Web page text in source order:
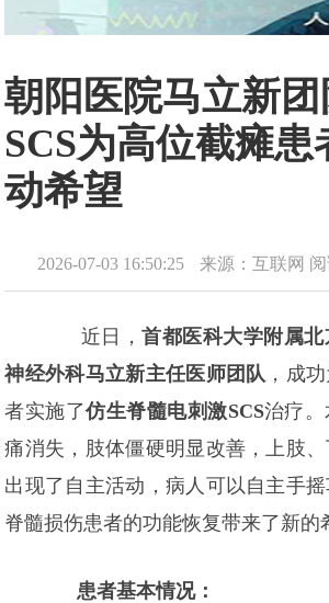
朝阳医院马立新
SCS为高位截瘫患
动希望
2026-07-03 16:50:25 来源：互联网
近日，首都医科大学附属
神经外科马立新主任医师团队 ，成
者实施了仿生脊髓电刺激SCS治疗
痛消失，肢体僵硬明显改善，上肢
出现了自主活动，病人可以自主手
脊髓损伤患者的功能恢复带来了新的
患者基本情况：